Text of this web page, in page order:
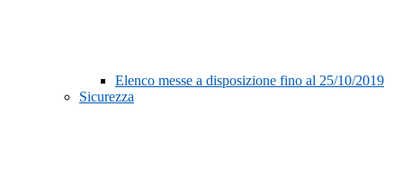
Elenco messe a disposizione fino al 25/10/2019
Sicurezza